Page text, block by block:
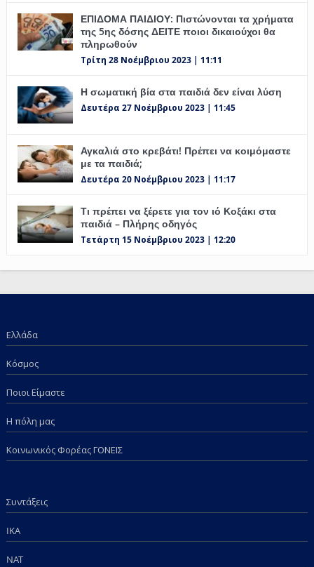
ΕΠΙΔΟΜΑ ΠΑΙΔΙΟΥ: Πιστώνονται τα χρήματα
της 5ης δόσης ΔΕΙΤΕ ποιοι δικαιούχοι θα
πληρωθούν
Τρίτη 28 Νοέμβριου 2023 | 11:11
Η σωματική βία στα παιδιά δεν είναι λύση
Δευτέρα 27 Νοέμβριου 2023 | 11:45
Αγκαλιά στο κρεβάτι! Πρέπει να κοιμόμαστε
με τα παιδιά;
Δευτέρα 20 Νοέμβριου 2023 | 11:17
Τι πρέπει να ξέρετε για τον ιό Κοξάκι στα
παιδιά – Πλήρης οδηγός
Τετάρτη 15 Νοέμβριου 2023 | 12:20
Ελλάδα
Κόσμος
Ποιοι Είμαστε
Η πόλη μας
Κοινωνικός Φορέας ΓΟΝΕΙΣ
Συντάξεις
IKA
NAT